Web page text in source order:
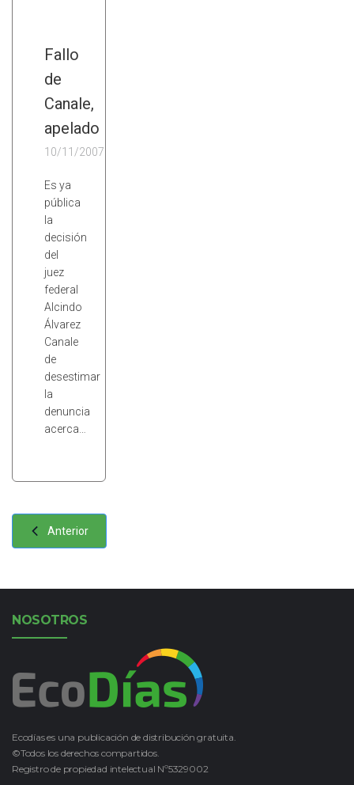
Fallo
de
Canale,
apelado
10/11/2007
Es ya
pública
la
decisión
del
juez
federal
Alcindo
Álvarez
Canale
de
desestimar
la
denuncia
acerca…
Anterior
NOSOTROS
Ecodías es una publicación de distribución gratuita.
©Todos los derechos compartidos.
Registro de propiedad intelectual Nº5329002